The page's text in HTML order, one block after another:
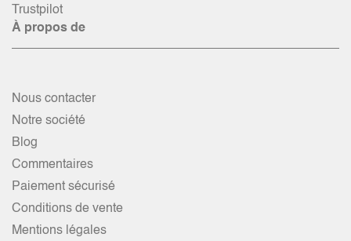
Trustpilot
À propos de
Nous contacter
Notre société
Blog
Commentaires
Paiement sécurisé
Conditions de vente
Mentions légales